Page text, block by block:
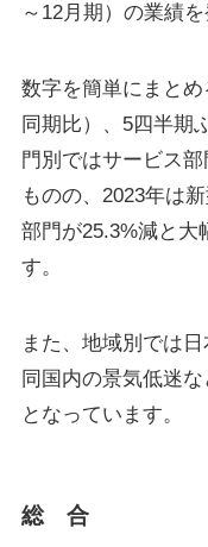
～12月期）の業績を
数字を簡単にまと
同期比）、5四半期
門別ではサービス
ものの、2023年は
部門が25.3%減と大
す。
また、地域別では
同国内の景気低迷
となっています。
総 合